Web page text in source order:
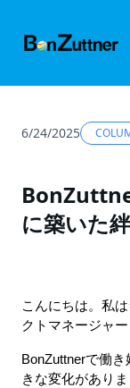
6/24/2025
に築いた
こんにちは。私
クトマネージャ
BonZuttnerで働
きな変化があり